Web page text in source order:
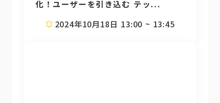
化！ユーザーを引き込む テッ...
2024年10月18日 13:00 ~ 13:45